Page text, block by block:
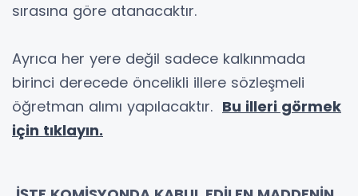
sırasına göre atanacaktır.
Ayrıca her yere değil sadece kalkınmada
birinci derecede öncelikli illere sözleşmeli
öğretman alımı yapılacaktır. Bu illeri görmek
için tıklayın.